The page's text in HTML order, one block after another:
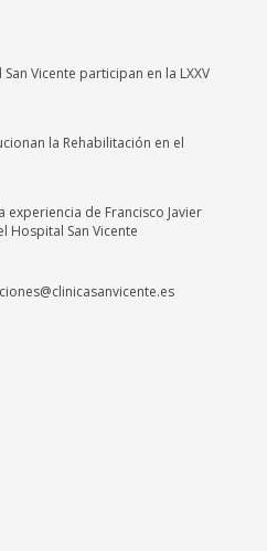
Vicente participan en la LXXV
la Rehabilitación en el
experiencia de Francisco Javier
Hospital San Vicente